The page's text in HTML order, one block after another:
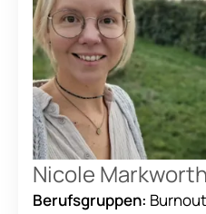
lösungsorientiert mit
zusammen. Meine
individuellen Beratung
von maßgeschneiderten
Programmen, um
volles Potenzial zu
ihre Ziele zu erreichen.
Nicole Markworth
Berufsgruppen: